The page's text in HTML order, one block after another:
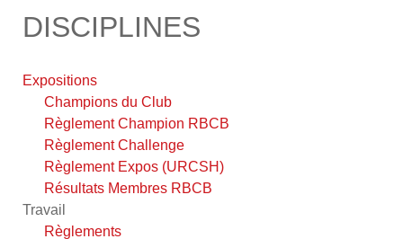
DISCIPLINES
Expositions
Champions du Club
Règlement Champion RBCB
Règlement Challenge
Règlement Expos (URCSH)
Résultats Membres RBCB
Travail
Règlements